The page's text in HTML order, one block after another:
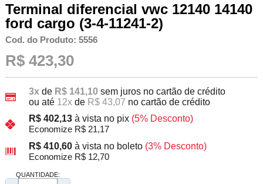
Terminal diferencial vwc 12140 14140
ford cargo (3-4-11241-2)
Cod. do Produto: 5556
R$ 423,30
3xde R$ 141,10 sem juros no cartão de crédito
ou até 12xde R$ 43,07 no cartão de crédito
R$ 402,13 à vista no pix (5% Desconto)
Economize R$ 21,17
R$ 410,60 à vista no boleto (3% Desconto)
Economize R$ 12,70
QUANTIDADE: